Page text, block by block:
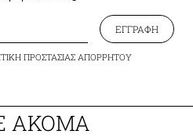
ΕΓΓΡΑΦΗ
ΠΡΟΣΤΑΣΙΑΣ ΑΠΟΡΡΗΤΟΥ
ΑΚΟΜΑ